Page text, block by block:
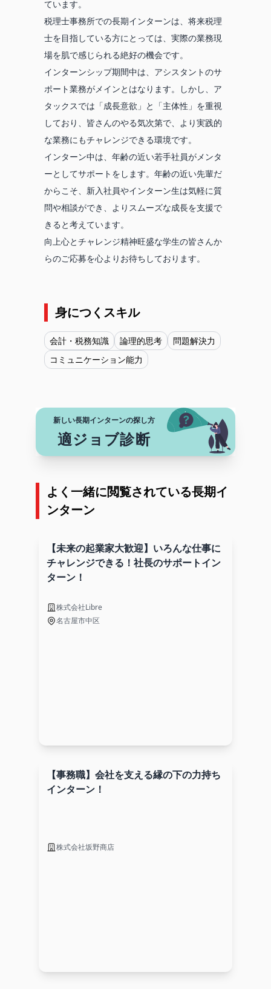
ています。
税理士事務所での長期インターンは、将来税理
士を目指している方にとっては、実際の業務現
場を肌で感じられる絶好の機会です。
インターンシップ期間中は、アシスタントのサ
ポート業務がメインとはなります。しかし、ア
タックスでは「成長意欲」と「主体性」を重視
しており、皆さんのやる気次第で、より実践的
な業務にもチャレンジできる環境です。
インターン中は、年齢の近い若手社員がメンタ
ーとしてサポートをします。年齢の近い先輩だ
からこそ、新入社員やインターン生は気軽に質
問や相談ができ、よりスムーズな成長を支援で
きると考えています。
向上心とチャレンジ精神旺盛な学生の皆さんか
らのご応募を心よりお待ちしております。
身につくスキル
会計・税務知識 論理的思考
問題解決力
コミュニケーション能力
新しい長期インターンの探し方
適ジョブ診断
よく一緒に閲覧されている長期イ
ンターン
【未来の起業家大歓迎】いろんな仕事に
チャレンジできる！社長のサポートイン
ターン！
株式会社Libre
名古屋市中区
【事務職】会社を支える縁の下の力持ち
インターン！
株式会社坂野商店